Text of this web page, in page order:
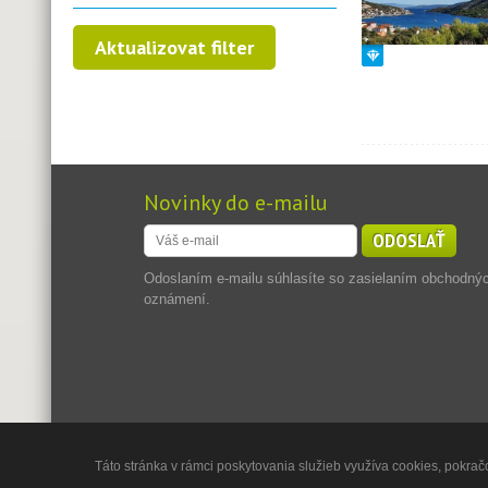
Novinky do e-mailu
ODOSLAŤ
Odoslaním e-mailu súhlasíte so zasielaním
oznámení.
Copyright © 2013 - 2026Jadran Reality, s.r.o., Powered
Táto stránka v rámci poskytovania služieb využíva cookies,